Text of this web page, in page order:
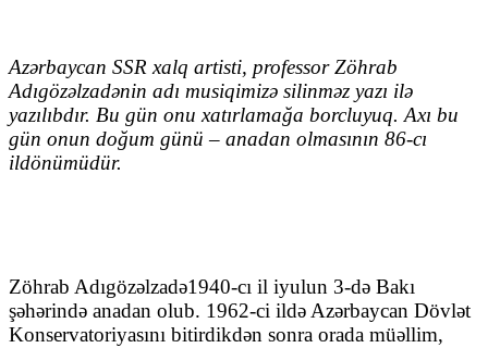
Azərbaycan SSR xalq artisti, professor Zöhrab
Adıgözəlzadənin adı musiqimizə silinməz yazı ilə
yazılıbdır. Bu gün onu xatırlamağa borcluyuq. Axı bu
gün onun doğum günü – anadan olmasının 86-cı
ildönümüdür.
Zöhrab Adıgözəlzadə1940-cı il iyulun 3-də Bakı
şəhərində anadan olub. 1962-ci ildə Azərbaycan Dövlət
Konservatoriyasını bitirdikdən sonra orada müəllim,